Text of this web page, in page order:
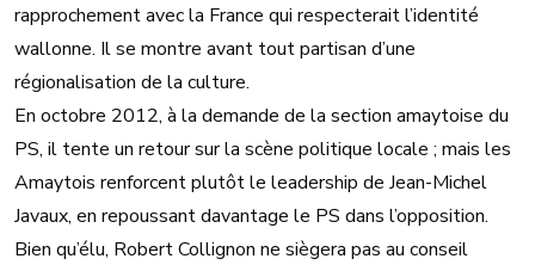
rapprochement avec la France qui respecterait l’identité
wallonne. Il se montre avant tout partisan d’une
régionalisation de la culture.
En octobre 2012, à la demande de la section amaytoise du
PS, il tente un retour sur la scène politique locale ; mais les
Amaytois renforcent plutôt le leadership de Jean-Michel
Javaux, en repoussant davantage le PS dans l’opposition.
Bien qu’élu, Robert Collignon ne siègera pas au conseil